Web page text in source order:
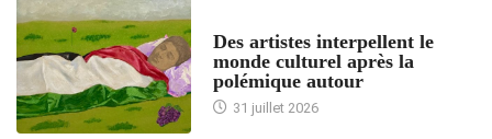
Des artistes interpellent le
monde culturel après la
polémique autour
31 juillet 2026